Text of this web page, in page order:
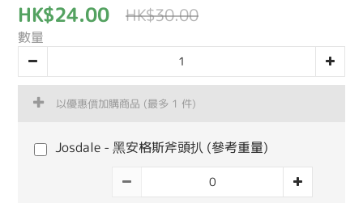
HK$24.00 HK$30.00
數量
以優惠價加購商品 (最多 1 件)
Josdale - 黑安格斯斧頭扒 (參考重量)